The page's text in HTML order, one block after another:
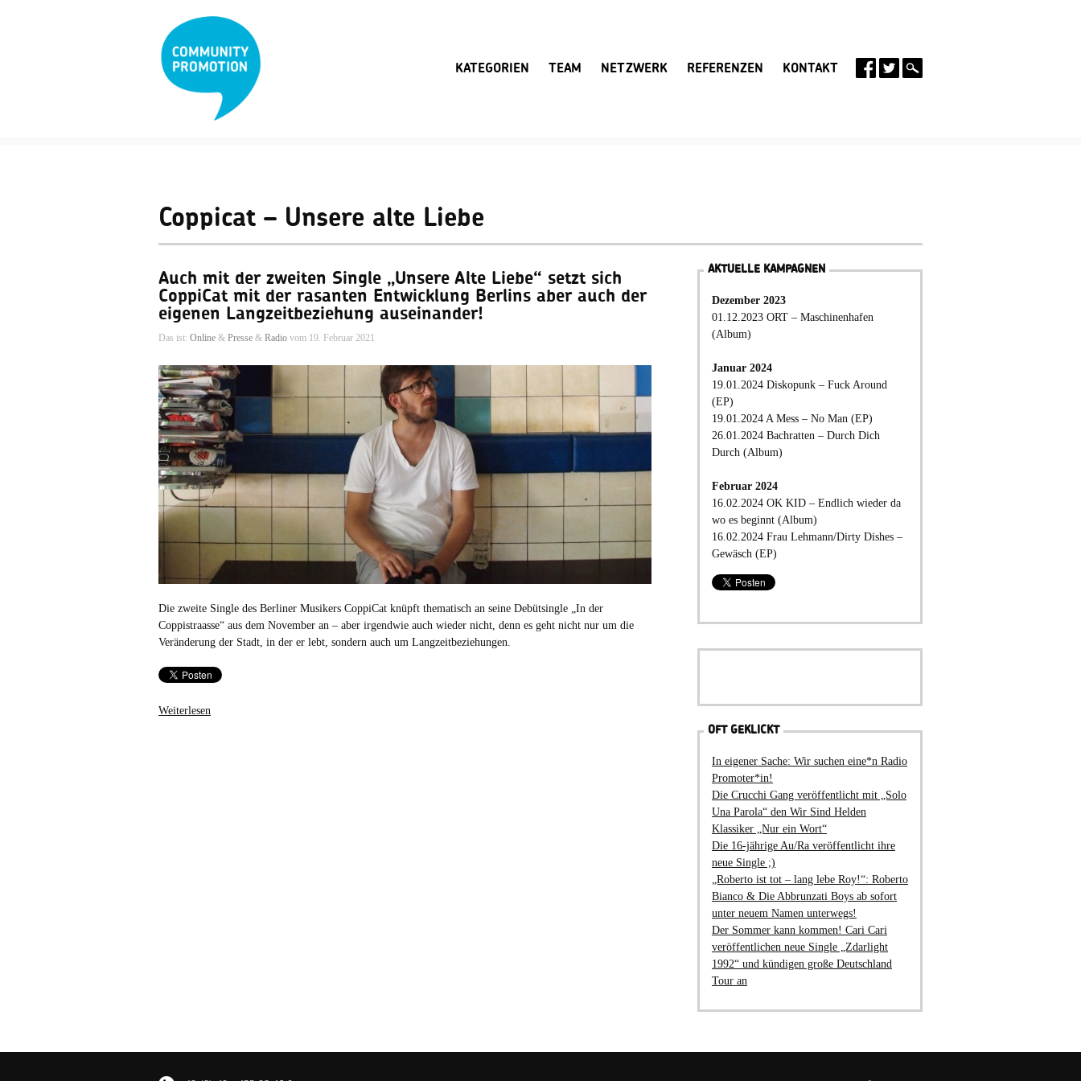
KATEGORIEN TEAM NETZWERK REFERENZEN KONTAKT
Coppicat – Unsere alte Liebe
Auch mit der zweiten Single „Unsere Alte Liebe“ setzt sich
CoppiCat mit der rasanten Entwicklung Berlins aber auch der
eigenen Langzeitbeziehung auseinander!
Das ist: Online & Presse & Radio vom 19. Februar 2021
Die zweite Single des Berliner Musikers CoppiCat knüpft thematisch an seine Debütsingle „In der
Coppistraasse“ aus dem November an – aber irgendwie auch wieder nicht, denn es geht nicht nur um die
Veränderung der Stadt, in der er lebt, sondern auch um Langzeitbeziehungen.
Weiterlesen
AKTUELLE KAMPAGNEN
Dezember 2023
01.12.2023 ORT – Maschinenhafen
(Album)
Januar 2024
19.01.2024 Diskopunk – Fuck Around
(EP)
19.01.2024 A Mess – No Man (EP)
26.01.2024 Bachratten – Durch Dich
Durch (Album)
Februar 2024
16.02.2024 OK KID – Endlich wieder da
wo es beginnt (Album)
16.02.2024 Frau Lehmann/Dirty Dishes –
Gewäsch (EP)
OFT GEKLICKT
In eigener Sache: Wir suchen eine*n Radio
Promoter*in!
Die Crucchi Gang veröffentlicht mit „Solo
Una Parola“ den Wir Sind Helden
Klassiker „Nur ein Wort“
Die 16-jährige Au/Ra veröffentlicht ihre
neue Single ;)
„Roberto ist tot – lang lebe Roy!“: Roberto
Bianco & Die Abbrunzati Boys ab sofort
unter neuem Namen unterwegs!
Der Sommer kann kommen! Cari Cari
veröffentlichen neue Single „Zdarlight
1992“ und kündigen große Deutschland
Tour an